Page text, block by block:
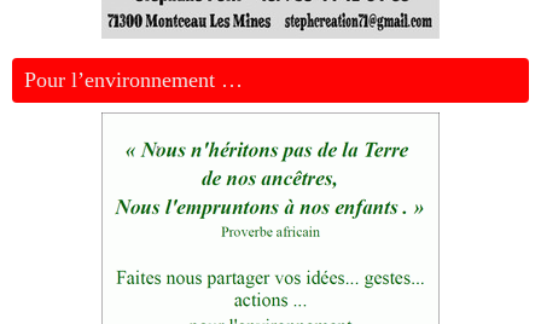
Pour l’environnement …